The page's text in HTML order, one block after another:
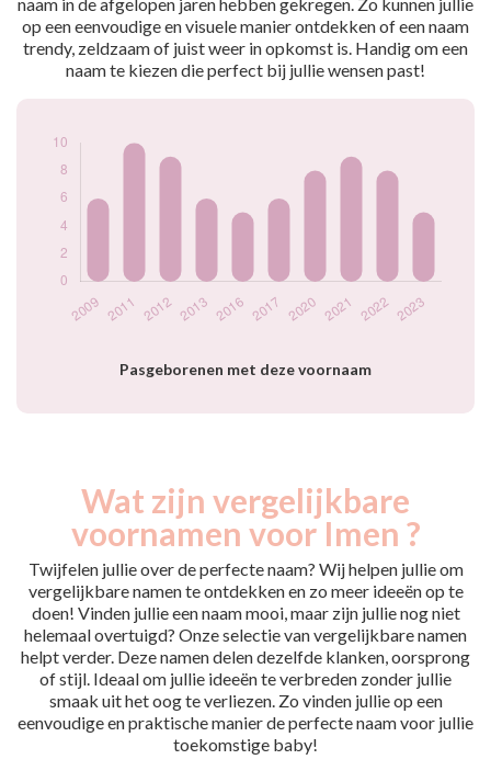
op een eenvoudige en visuele manier ontdekken of een naam
trendy, zeldzaam of juist weer in opkomst is. Handig om een
naam te kiezen die perfect bij jullie wensen past!
Pasgeborenen met deze voornaam
Popularité du
2016
5
2017
6
2020
8
9
Wat zijn vergelijkbare
voornamen voor Imen ?
Twijfelen jullie over de perfecte naam? Wij helpen jullie om
vergelijkbare namen te ontdekken en zo meer ideeën op te
doen! Vinden jullie een naam mooi, maar zijn jullie nog niet
helemaal overtuigd? Onze selectie van vergelijkbare namen
helpt verder. Deze namen delen dezelfde klanken, oorsprong
of stijl. Ideaal om jullie ideeën te verbreden zonder jullie
smaak uit het oog te verliezen. Zo vinden jullie op een
eenvoudige en praktische manier de perfecte naam voor jullie
toekomstige baby!